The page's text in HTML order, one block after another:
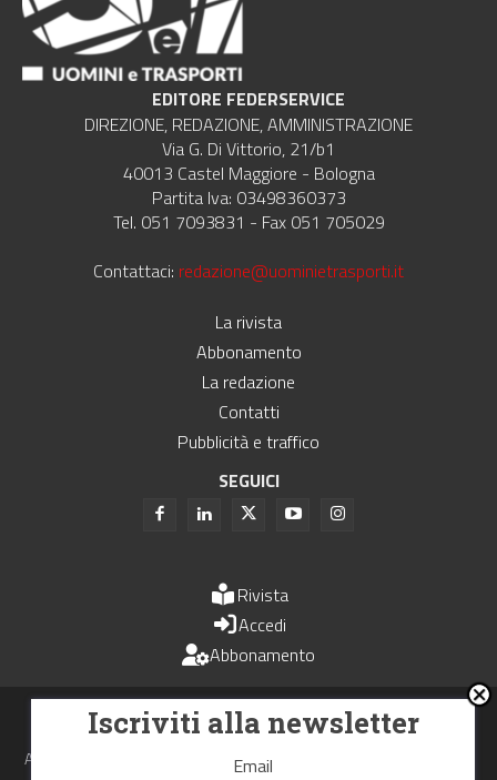
EDITORE FEDERSERVICE
DIREZIONE, REDAZIONE, AMMINISTRAZIONE
Via G. Di Vittorio, 21/b1
40013 Castel Maggiore - Bologna
Partita Iva: 03498360373
Tel. 051 7093831 - Fax 051 705029
Contattaci: redazione@uominietrasporti.it
La rivista
Abbonamento
La redazione
Contatti
Pubblicità e traffico
SEGUICI
Rivista
Accedi
Abbonamento
Uomini e Trasporti è un periodico associato all'Unione Stampa
Periodica Italiana - USPI
Autorizzazione del Tribunale di Bologna N.4993 del 15 giugno 1982
Iscriviti alla newsletter
Email